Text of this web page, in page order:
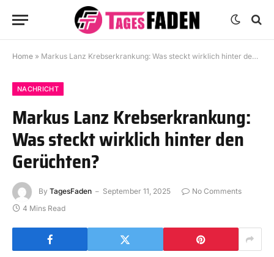
Home » Markus Lanz Krebserkrankung: Was steckt wirklich hinter den Gerüchten?
NACHRICHT
Markus Lanz Krebserkrankung:
Was steckt wirklich hinter den
Gerüchten?
By TagesFaden September 11, 2025
No Comments
4 Mins Read